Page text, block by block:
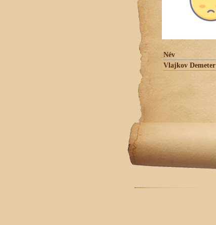
Név
Vlajkov Demeter